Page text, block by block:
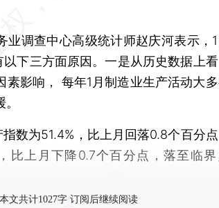
调查中心高级统计师赵庆河表示，1
下三方面原因。一是从历史数据上
素影响， 每年1月制造业生产活动大
为51.4%，比上月回落0.8个百分
比上月下降0.7个百分点，落至临界
本文共计1027字 订阅后继续阅读